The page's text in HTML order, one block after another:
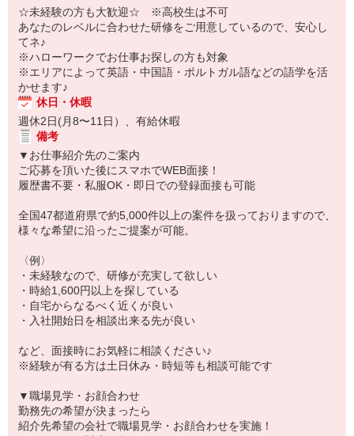
☆未経験の方も大歓迎☆ ※高校生は不可
あなたのレベルに合わせた研修をご用意しているので、安心し
てネ♪
※ハローワークでお仕事お探しの方も対象
※エリアによって英語・中国語・ポルトガル語などの語学を活
かせます♪
休日・休暇
週休2日(月8〜11日）、有給休暇
備考
▼お仕事紹介先のご案内
ご応募を頂いた後にスマホでWEB面接！
履歴書不要・私服OK・即日での登録面接も可能
全国47都道府県で約5,000件以上の案件を扱っておりますので、
様々な希望に沿ったご提案が可能。
〈例〉
・未経験なので、研修が充実して欲しい
・時給1,600円以上を探している
・自宅からなるべく近くが良い
・入社開始日を相談出来る先が良い
など、面接時にお気軽に相談ください♪
※経験が有る方は土日休み・時短等も相談可能です
▼職場見学・お顔合わせ
勤務先の希望が決まったら
紹介先希望の会社で職場見学・お顔合わせを実施！